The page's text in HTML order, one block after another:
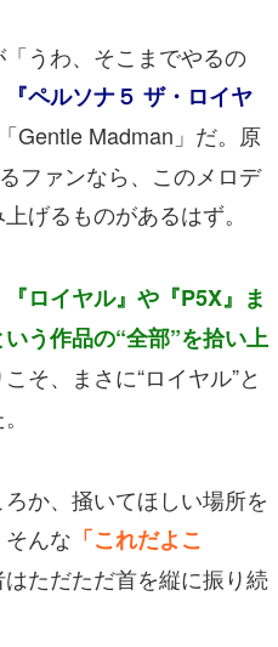
うわ、そこまでやるの
『ペルソナ５ ザ・ロイヤ
Gentle Madman」だ。原
ファンなら、このメロデ
げるものがあるはず。
『ロイヤル』や『P5X』ま
う作品の“全部”を拾い上
そ、まさに“ロイヤル”と
か、掻いてほしい場所を
んな 「これだよこ
ただただ首を縦に振り続